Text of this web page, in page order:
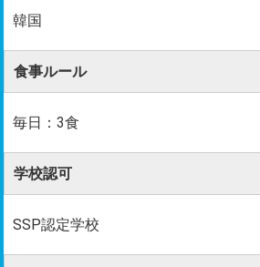
韓国
食事ルール
毎日：3食
学校認可
SSP認定学校